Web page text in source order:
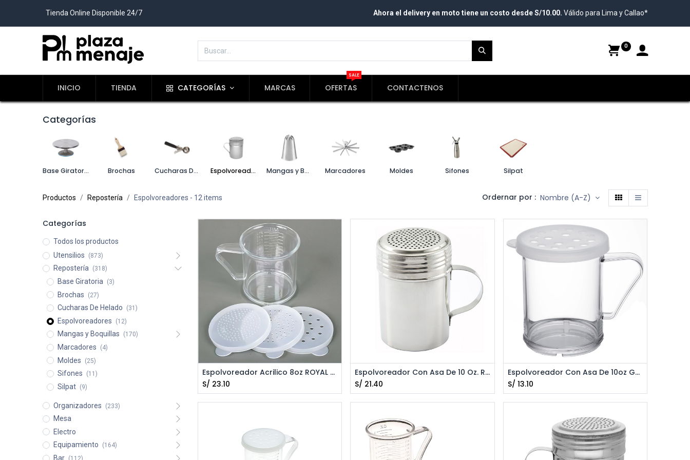
Tienda Online Disponible 24/7 Ahora el delivery en moto tiene un costo desde S/10.00. Válido para Lima y Callao*
0
INICIO TIENDA CATEGORÍAS MARCAS OFERTAS
SALE
CONTACTENOS
Categorías
Base Giratoria Brochas Cucharas De Helado Espolvoreadores Mangas y Boquillas Marcadores Moldes Sifones Silpat
Productos Repostería Espolvoreadores - 12 items Ordernar por : Nombre (A-Z)
Categorías
Todos los productos
Utensilios
(873)
Repostería (318)
Base Giratoria (3)
Brochas (27)
Cucharas De Helado (31)
Espolvoreadores (12)
Mangas y Boquillas (170)
Marcadores (4)
Moldes (25)
Sifones (11)
Silpat (9)
Organizadores (233)
Mesa
Electro
Equipamiento
(164)
Bar (112)
Agregar al Carrito
Espolvoreador Acrilico 8oz ROYAL ROY DRG PH 3
S/ 23.10
Agregar al Carrito
Espolvoreador Con Asa De 10 Oz. ROYAL ROY DRG SH
S/ 21.40
Agregar al Carrito
Espolvoreador Con Asa De 10oz GENERICO DR-10P
S/ 13.10